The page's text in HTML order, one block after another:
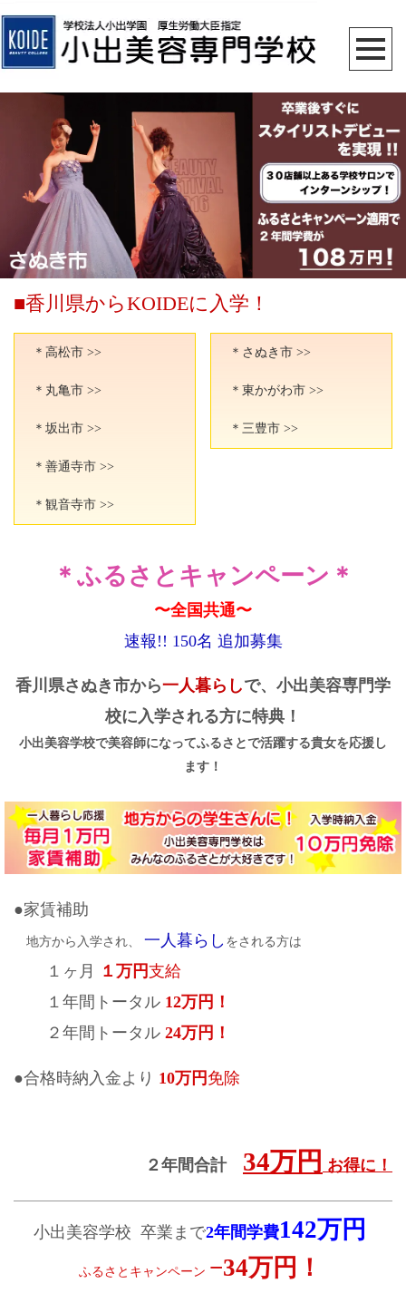
■香川県からKOIDEに入学！
＊高松市 >>
＊丸亀市 >>
＊坂出市 >>
＊善通寺市 >>
＊観音寺市 >>
＊さぬき市 >>
＊東かがわ市 >>
＊三豊市 >>
＊ふるさとキャンペーン＊
〜全国共通〜
速報!! 150名 追加募集
香川県さぬき市から一人暮らしで、小出美容専門学
校に入学される方に特典！
小出美容学校で美容師になってふるさとで活躍する貴女を応援し
ます！
●家賃補助
地方から入学され、 一人暮らし をされる方は
１ヶ月 １万円支給
１年間トータル 12万円！
２年間トータル 24万円！
●合格時納入金より 10万円 免除
２年間合計 34万円 お得に！
小出美容学校 卒業まで2年間学費142万円
ふるさとキャンペーン −34万円！